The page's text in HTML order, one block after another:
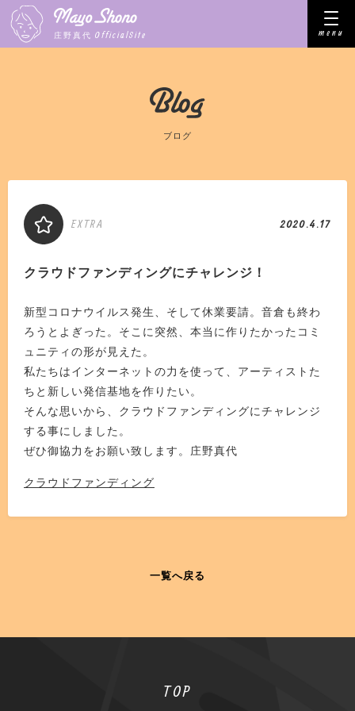
庄野真代 OfficialSite
ブログ
EXTRA 2020.4.17
クラウドファンディングにチャレンジ！
新型コロナウイルス発生、そして休業要請。音倉も終わ
ろうとよぎった。そこに突然、本当に作りたかったコミ
ュニティの形が見えた。
私たちはインターネットの力を使って、アーティストた
ちと新しい発信基地を作りたい。
そんな思いから、クラウドファンディングにチャレンジ
する事にしました。
ぜひ御協力をお願い致します。庄野真代
クラウドファンディング
一覧へ戻る
TOP
menu